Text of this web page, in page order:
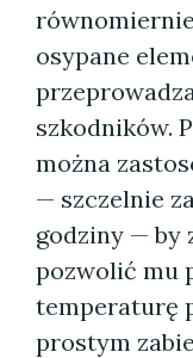
osypane
szkodników.
można
— szczelnie
godziny — by
pozwolić mu
temperaturę
prostym